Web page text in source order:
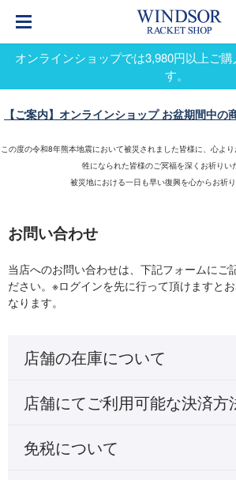
オンラインショップでは3,980円以上ご
す。
【ご案内】オンラインショップ お盆期間中の
この度の令和8年熊本地震において被災されました皆様に、心よ
牲になられた皆様のご冥福を深くお祈りい
被災地における一日も早い復興を心からお祈り
お問い合わせ
当店へのお問い合わせは、下記フォームにご
ださい。※ログインを先に行って頂けますと
なります。
店舗の在庫について
店舗にてご利用可能な決済方
免税について